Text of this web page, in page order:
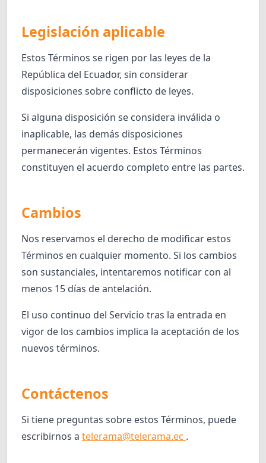
Legislación aplicable
Estos Términos se rigen por las leyes de la
República del Ecuador, sin considerar
disposiciones sobre conflicto de leyes.
Si alguna disposición se considera inválida o
inaplicable, las demás disposiciones
permanecerán vigentes. Estos Términos
constituyen el acuerdo completo entre las partes.
Cambios
Nos reservamos el derecho de modificar estos
Términos en cualquier momento. Si los cambios
son sustanciales, intentaremos notificar con al
menos 15 días de antelación.
El uso continuo del Servicio tras la entrada en
vigor de los cambios implica la aceptación de los
nuevos términos.
Contáctenos
Si tiene preguntas sobre estos Términos, puede
escribirnos a telerama@telerama.ec .